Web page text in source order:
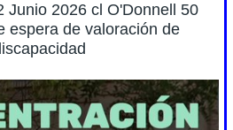
Junio 2026 cl O'Donnell 50
espera de valoración de